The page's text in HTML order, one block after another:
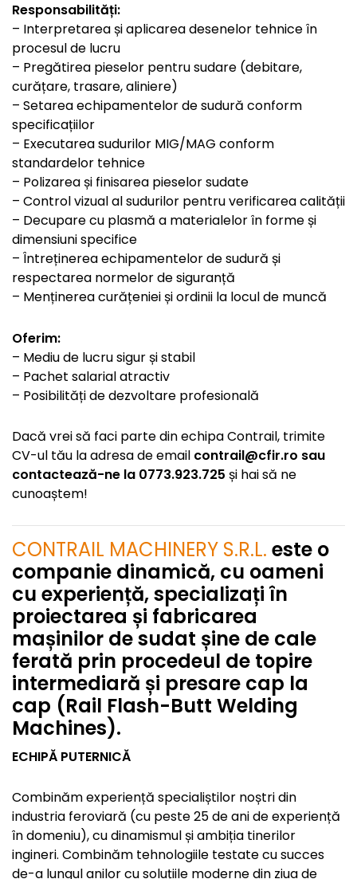
Responsabilități:
– Interpretarea și aplicarea desenelor tehnice în
procesul de lucru
– Pregătirea pieselor pentru sudare (debitare,
curățare, trasare, aliniere)
– Setarea echipamentelor de sudură conform
specificațiilor
– Executarea sudurilor MIG/MAG conform
standardelor tehnice
– Polizarea și finisarea pieselor sudate
– Control vizual al sudurilor pentru verificarea calității
– Decupare cu plasmă a materialelor în forme și
dimensiuni specifice
– Întreținerea echipamentelor de sudură și
respectarea normelor de siguranță
– Menținerea curățeniei și ordinii la locul de muncă
Oferim:
– Mediu de lucru sigur și stabil
– Pachet salarial atractiv
– Posibilități de dezvoltare profesională
Dacă vrei să faci parte din echipa Contrail, trimite
CV-ul tău la adresa de email contrail@cfir.ro sau
contactează-ne la 0773.923.725 și hai să ne
cunoaștem!
CONTRAIL MACHINERY S.R.L. este o
companie dinamică, cu oameni
cu experiență, specializați în
proiectarea și fabricarea
mașinilor de sudat șine de cale
ferată prin procedeul de topire
intermediară și presare cap la
cap (Rail Flash-Butt Welding
Machines).
ECHIPĂ PUTERNICĂ
Combinăm experiență specialiștilor noștri din
industria feroviară (cu peste 25 de ani de experiență
în domeniu), cu dinamismul și ambiția tinerilor
ingineri. Combinăm tehnologiile testate cu succes
de-a lungul anilor cu soluțiile moderne din ziua de